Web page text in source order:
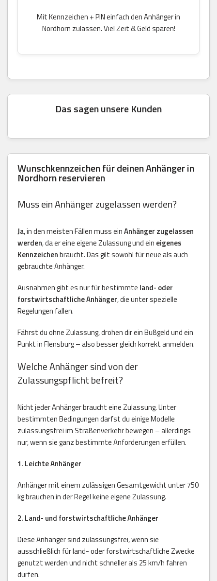
Mit Kennzeichen + PIN einfach den Anhänger in
Nordhorn zulassen. Viel Zeit & Geld sparen!
Das sagen unsere Kunden
Wunschkennzeichen für deinen Anhänger in
Nordhorn reservieren
Muss ein Anhänger zugelassen werden?
Ja, in den meisten Fällen muss einAnhänger zugelassen
werden, da er eine eigene Zulassung und ein eigenes
Kennzeichenbraucht. Das gilt sowohl für neue als auch
gebrauchte Anhänger.
Ausnahmen gibt es nur für bestimmte land- oder
forstwirtschaftliche Anhänger, die unter spezielle
Regelungen fallen.
Fährst du ohne Zulassung, drohen dir ein Bußgeld und ein
Punkt in Flensburg – also besser gleich korrekt anmelden.
Welche Anhänger sind von der
Zulassungspflicht befreit?
Nicht jeder Anhänger braucht eine Zulassung. Unter
bestimmten Bedingungen darfst du einige Modelle
zulassungsfrei im Straßenverkehr bewegen – allerdings
nur, wenn sie ganz bestimmte Anforderungen erfüllen.
1. Leichte Anhänger
Anhänger mit einem zulässigen Gesamtgewicht unter 750
kg brauchen in der Regel keine eigene Zulassung.
2. Land- und forstwirtschaftliche Anhänger
Diese Anhänger sind zulassungsfrei, wenn sie
ausschließlich für land- oder forstwirtschaftliche Zwecke
genutzt werden und nicht schneller als 25 km/h fahren
dürfen.